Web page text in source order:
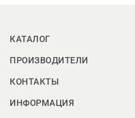
КАТАЛОГ
ПРОИЗВОДИТЕЛИ
КОНТАКТЫ
ИНФОРМАЦИЯ